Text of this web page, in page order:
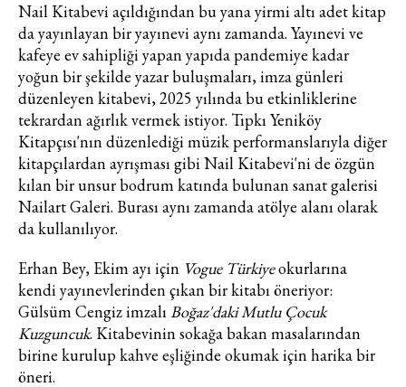
Nail Kitabevi açıldığından bu yana yirmi altı adet kitap
da yayınlayan bir yayınevi aynı zamanda. Yayınevi ve
kafeye ev sahipliği yapan yapıda pandemiye kadar
yoğun bir şekilde yazar buluşmaları, imza günleri
düzenleyen kitabevi, 2025 yılında bu etkinliklerine
tekrardan ağırlık vermek istiyor. Tıpkı Yeniköy
Kitapçısı'nın düzenlediği müzik performanslarıyla diğer
kitapçılardan ayrışması gibi Nail Kitabevi'ni de özgün
kılan bir unsur bodrum katında bulunan sanat galerisi
Nailart Galeri. Burası aynı zamanda atölye alanı olarak
da kullanılıyor.
Erhan Bey, Ekim ayı için Vogue Türkiyeokurlarına
kendi yayınevlerinden çıkan bir kitabı öneriyor:
Gülsüm Cengiz imzalıBoğaz'daki Mutlu Çocuk
Kuzguncuk. Kitabevinin sokağa bakan masalarından
birine kurulup kahve eşliğinde okumak için harika bir
öneri.